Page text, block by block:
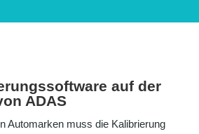
auf der
ADAS
Automarken muss die Kalibrierung